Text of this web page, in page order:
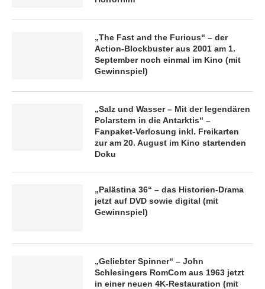
„The Fast and the Furious“ – der
Action-Blockbuster aus 2001 am 1.
September noch einmal im Kino (mit
Gewinnspiel)
„Salz und Wasser – Mit der legendären
Polarstern in die Antarktis“ –
Fanpaket-Verlosung inkl. Freikarten
zur am 20. August im Kino startenden
Doku
„Palästina 36“ – das Historien-Drama
jetzt auf DVD sowie digital (mit
Gewinnspiel)
„Geliebter Spinner“ – John
Schlesingers RomCom aus 1963 jetzt
in einer neuen 4K-Restauration (mit